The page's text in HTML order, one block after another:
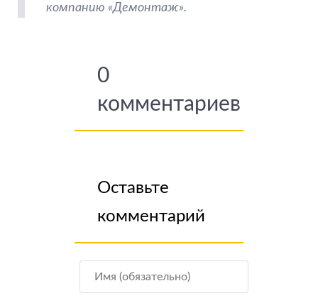
компанию «Демонтаж».
0
комментариев
Оставьте
комментарий